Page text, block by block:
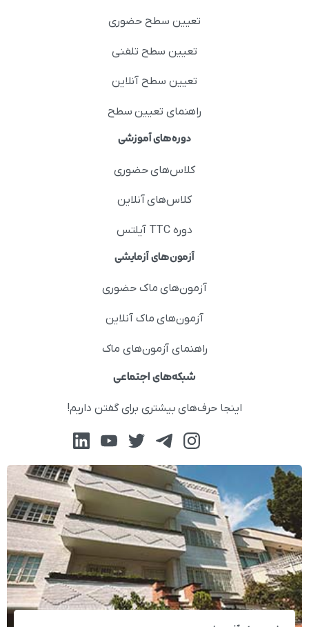
تعیین سطح حضوری
تعیین سطح تلفنی
تعیین سطح آنلاین
راهنمای تعیین سطح
دوره‌های آموزشی
کلاس‌های حضوری
کلاس‌های آنلاین
دوره TTC آیلتس
آزمون‌های آزمایشی
آزمون‌های ماک حضوری
آزمون‌های ماک آنلاین
راهنمای آزمون‌های ماک
شبکه‌های اجتماعی
اینجا حرف‌های بیشتری برای گفتن داریم!